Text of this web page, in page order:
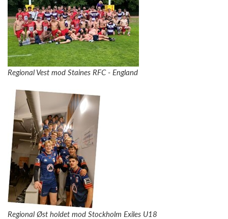
Regional Vest mod Staines RFC - England
Regional Øst holdet mod Stockholm Exiles U18